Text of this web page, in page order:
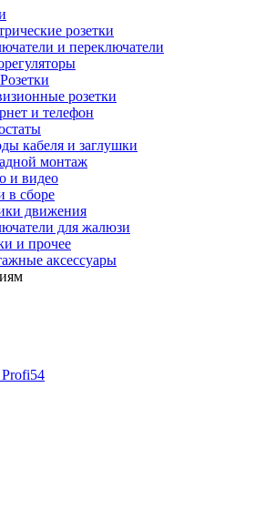
розетки
и переключатели
розетки
и телефон
кабеля и заглушки
монтаж
и видео
в сборе
движения
для жалюзи
и прочее
аксессуары